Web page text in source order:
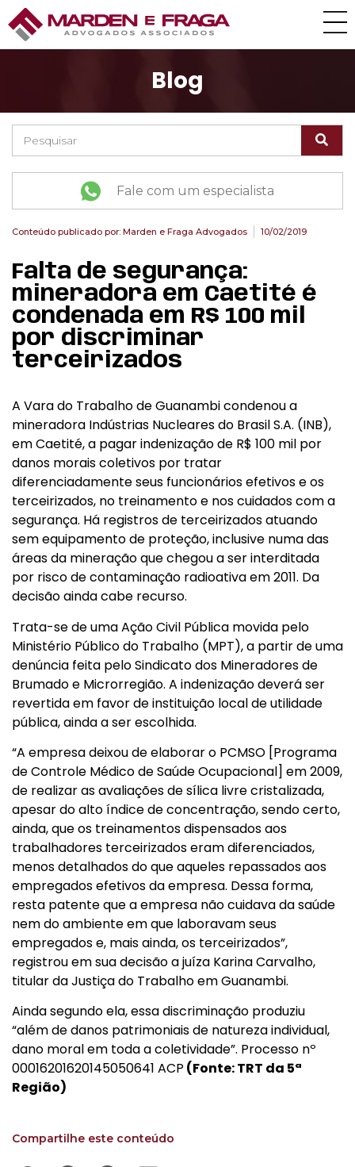
Blog
Fale com um especialista
Conteúdo publicado por: Marden e Fraga Advogados 10/02/2019
Falta de segurança:
mineradora em Caetité é
condenada em R$ 100 mil
por discriminar
terceirizados
A Vara do Trabalho de Guanambi condenou a
mineradora Indústrias Nucleares do Brasil S.A. (INB),
em Caetité, a pagar indenização de R$ 100 mil por
danos morais coletivos por tratar
diferenciadamente seus funcionários efetivos e os
terceirizados, no treinamento e nos cuidados com a
segurança. Há registros de terceirizados atuando
sem equipamento de proteção, inclusive numa das
áreas da mineração que chegou a ser interditada
por risco de contaminação radioativa em 2011. Da
decisão ainda cabe recurso.
Trata-se de uma Ação Civil Pública movida pelo
Ministério Público do Trabalho (MPT), a partir de uma
denúncia feita pelo Sindicato dos Mineradores de
Brumado e Microrregião. A indenização deverá ser
revertida em favor de instituição local de utilidade
pública, ainda a ser escolhida.
“A empresa deixou de elaborar o PCMSO [Programa
de Controle Médico de Saúde Ocupacional] em 2009,
de realizar as avaliações de sílica livre cristalizada,
apesar do alto índice de concentração, sendo certo,
ainda, que os treinamentos dispensados aos
trabalhadores terceirizados eram diferenciados,
menos detalhados do que aqueles repassados aos
empregados efetivos da empresa. Dessa forma,
resta patente que a empresa não cuidava da saúde
nem do ambiente em que laboravam seus
empregados e, mais ainda, os terceirizados”,
registrou em sua decisão a juíza Karina Carvalho,
titular da Justiça do Trabalho em Guanambi.
Ainda segundo ela, essa discriminação produziu
“além de danos patrimoniais de natureza individual,
dano moral em toda a coletividade”. Processo nº
00016201620145050641 ACP (Fonte: TRT da 5ª
Região)
Compartilhe este conteúdo